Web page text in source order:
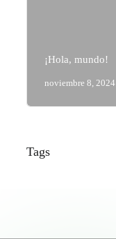
¡Hola, mundo!
noviembre 8, 2024
Tags